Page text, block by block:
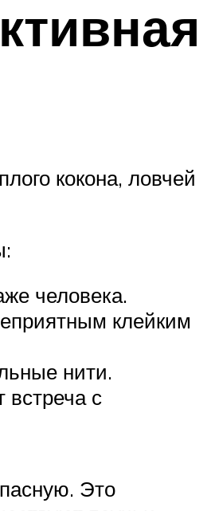
кокона, ловчей
человека.
клейким
нити.
встреча с
Это